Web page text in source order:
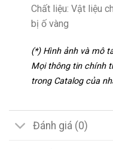
Chất liệu: Vật liệu
bị ố vàng
(*) Hình ảnh và mô
Mọi thông tin chính
trong Catalog của
Đánh giá (0)